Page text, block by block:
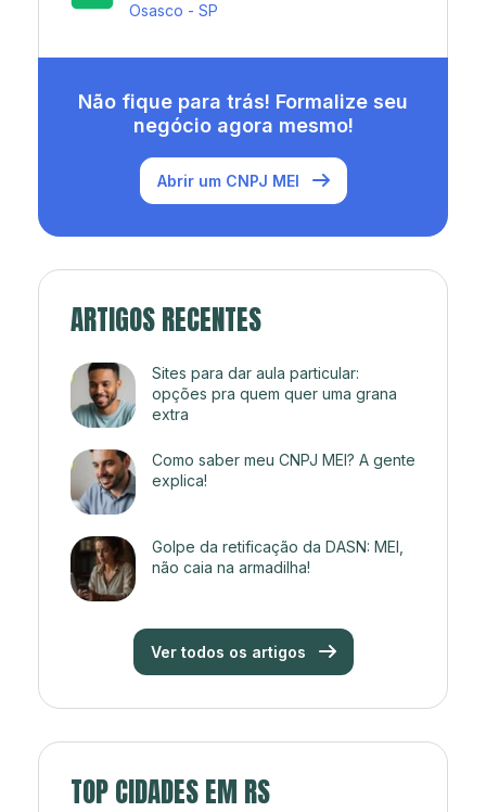
Rio de Janeiro - RJ
Não fique para trás! Formalize seu
negócio agora mesmo!
Abrir um CNPJ MEI
ARTIGOS RECENTES
Sites para dar aula particular:
opções pra quem quer uma grana
extra
Como saber meu CNPJ MEI? A gente
explica!
Golpe da retificação da DASN: MEI,
não caia na armadilha!
Ver todos os artigos
TOP CIDADES EM RS